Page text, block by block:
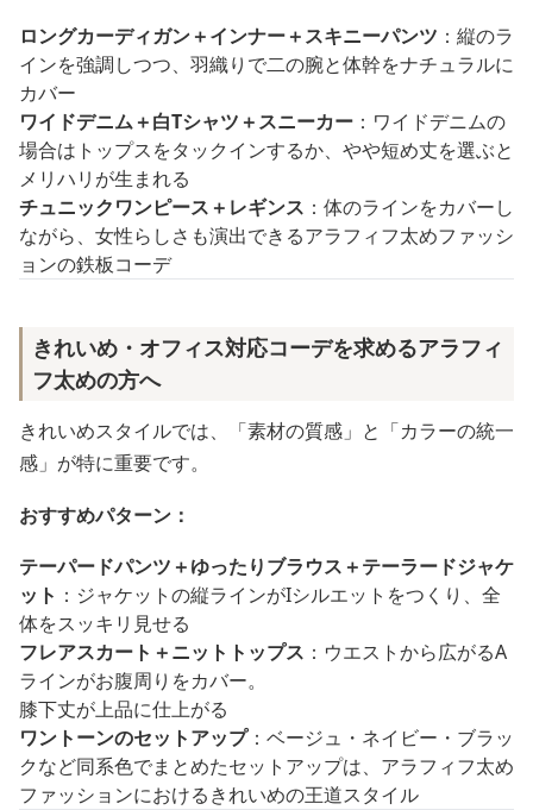
ロングカーディガン＋インナー＋スキニーパンツ ：縦のラ
インを強調しつつ、羽織りで二の腕と体幹をナチュラルに
カバー
ワイドデニム＋白Tシャツ＋スニーカー ：ワイドデニムの
場合はトップスをタックインするか、やや短め丈を選ぶと
メリハリが生まれる
チュニックワンピース＋レギンス ：体のラインをカバーし
ながら、女性らしさも演出できるアラフィフ太めファッシ
ョンの鉄板コーデ
きれいめ・オフィス対応コーデを求めるアラフィ
フ太めの方へ
きれいめスタイルでは、「素材の質感」と「カラーの統一
感」が特に重要です。
おすすめパターン：
テーパードパンツ＋ゆったりブラウス＋テーラードジャケ
ット ：ジャケットの縦ラインがIシルエットをつくり、全
体をスッキリ見せる
フレアスカート＋ニットトップス ：ウエストから広がるA
ラインがお腹周りをカバー。
膝下丈が上品に仕上がる
ワントーンのセットアップ：ベージュ・ネイビー・ブラッ
クなど同系色でまとめたセットアップは、アラフィフ太め
ファッションにおけるきれいめの王道スタイル